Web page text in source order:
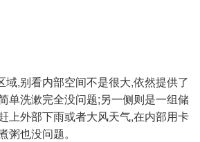
域,别看内部空间不是很大,依然提供了
单洗漱完全没问题;另一侧则是一组储
上外部下雨或者大风天气,在内部用卡
粥也没问题。